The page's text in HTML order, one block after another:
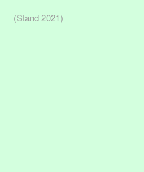
(Stand 2021)